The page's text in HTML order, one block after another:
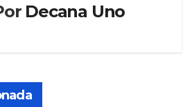
Decana Uno